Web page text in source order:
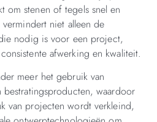
om stenen of tegels snel en
niet alleen de
nodig is voor een project,
afwerking en kwaliteit.
meer het gebruik van
waardoor
van projecten wordt verkleind,